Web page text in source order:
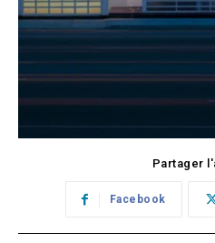
Partager
Facebook